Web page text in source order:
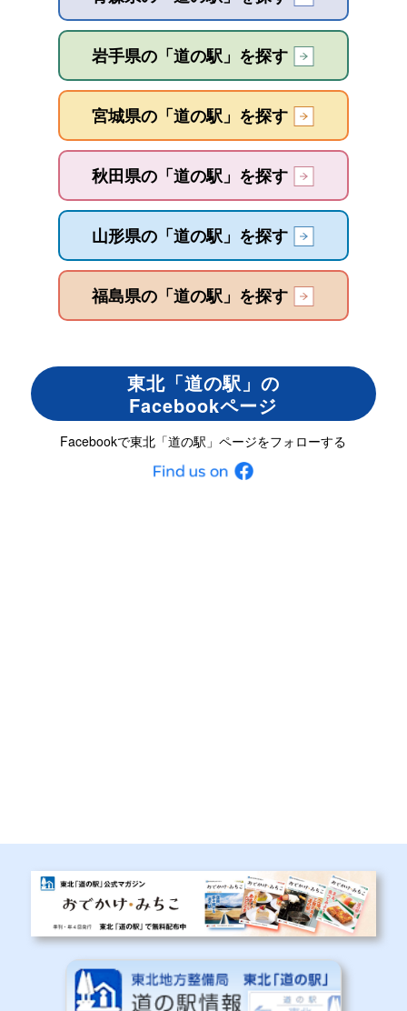
岩手県の「道の駅」を探す
宮城県の「道の駅」を探す
秋田県の「道の駅」を探す
山形県の「道の駅」を探す
福島県の「道の駅」を探す
東北「道の駅」の
Facebookページ
Facebookで東北「道の駅」ページをフォローする